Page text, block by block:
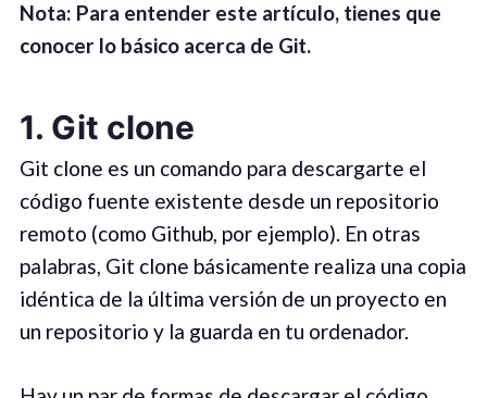
Nota: Para entender este artículo, tienes que
conocer lo básico acerca de Git.
1. Git clone
Git clone es un comando para descargarte el
código fuente existente desde un repositorio
remoto (como Github, por ejemplo). En otras
palabras, Git clone básicamente realiza una copia
idéntica de la última versión de un proyecto en
un repositorio y la guarda en tu ordenador.